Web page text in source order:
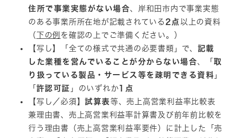
住所で事業実態がない場合、岸和田市内で事業実態
のある事業所所在地が記載されている 2点 以上の資料
（
下の例 を確認の上でご準備ください。）
【写し】「全ての様式で共通の必要書類」で、 記載
した業種を営んでいることが分からない場合、「 取
り扱っている製品・サービス等を疎明できる資料 」
「 許認可証 」のいずれか 1点
【写し／必須】試算表 等、売上高営業利益率比較表
兼理由書、売上高営業利益率計算書及び前年前比較を
行う理由書（売上高営業利益率要件）に計上した「売